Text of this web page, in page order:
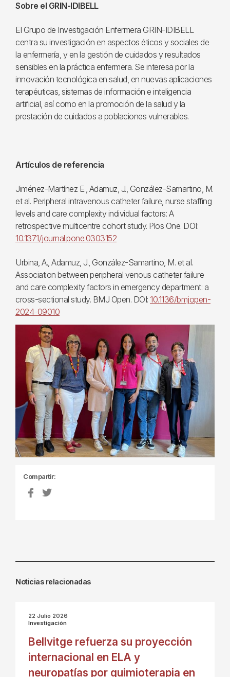
Sobre el GRIN-IDIBELL
El Grupo de Investigación Enfermera GRIN-IDIBELL
centra su investigación en aspectos éticos y sociales de
la enfermería, y en la gestión de cuidados y resultados
sensibles en la práctica enfermera. Se interesa por la
innovación tecnológica en salud, en nuevas aplicaciones
terapéuticas, sistemas de información e inteligencia
artificial, así como en la promoción de la salud y la
prestación de cuidados a poblaciones vulnerables.
Artículos de referencia
Jiménez-Martínez E., Adamuz, J., González-Samartino, M.
et al. Peripheral intravenous catheter failure, nurse staffing
levels and care complexity individual factors: A
retrospective multicentre cohort study. Plos One. DOI:
10.1371/journal.pone.0303152
Urbina, A., Adamuz, J., González-Samartino, M. et al.
Association between peripheral venous catheter failure
and care complexity factors in emergency department: a
cross-sectional study. BMJ Open. DOI: 10.1136/bmjopen-
2024-09010
Compartir:
Noticias relacionadas
22 Julio 2026
Investigación
Bellvitge refuerza su proyección
internacional en ELA y
neuropatías por quimioterapia en